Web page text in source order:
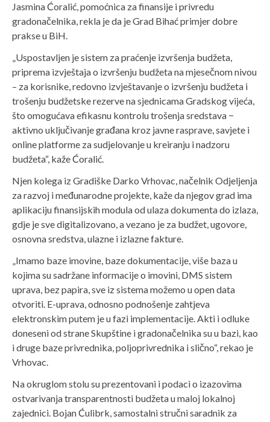
Jasmina Ćoralić, pomoćnica za finansije i privredu
gradonačelnika, rekla je da je Grad Bihać primjer dobre
prakse u BiH.
„Uspostavljen je sistem za praćenje izvršenja budžeta,
priprema izvještaja o izvršenju budžeta na mjesečnom nivou
– za korisnike, redovno izvještavanje o izvršenju budžeta i
trošenju budžetske rezerve na sjednicama Gradskog vijeća,
što omogućava efikasnu kontrolu trošenja sredstava −
aktivno uključivanje građana kroz javne rasprave, savjete i
online platforme za sudjelovanje u kreiranju i nadzoru
budžeta“, kaže Ćoralić.
Njen kolega iz Gradiške Darko Vrhovac, načelnik Odjeljenja
za razvoj i međunarodne projekte, kaže da njegov grad ima
aplikaciju finansijskih modula od ulaza dokumenta do izlaza,
gdje je sve digitalizovano, a vezano je za budžet, ugovore,
osnovna sredstva, ulazne i izlazne fakture.
„Imamo baze imovine, baze dokumentacije, više baza u
kojima su sadržane informacije o imovini, DMS sistem
uprava, bez papira, sve iz sistema možemo u open data
otvoriti. E-uprava, odnosno podnošenje zahtjeva
elektronskim putem je u fazi implementacije. Akti i odluke
doneseni od strane Skupštine i gradonačelnika su u bazi, kao
i druge baze privrednika, poljoprivrednika i slično“, rekao je
Vrhovac.
Na okruglom stolu su prezentovani i podaci o izazovima
ostvarivanja transparentnosti budžeta u maloj lokalnoj
zajednici. Bojan Ćulibrk, samostalni stručni saradnik za